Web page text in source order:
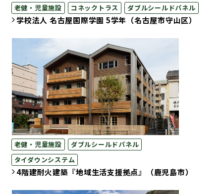
老健・児童施設 コネックトラス ダブルシールドパネル
学校法人 名古屋国際学園 5学年（名古屋市守山区）
老健・児童施設
ダブルシールドパネル
タイダウンシステム
4階建耐火建築『地域生活支援拠点』（鹿児島市）